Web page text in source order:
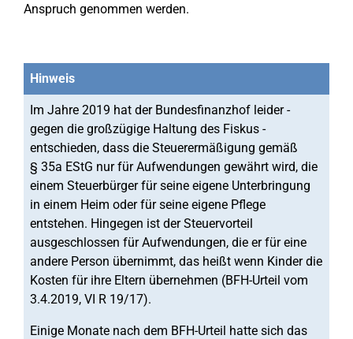
Anspruch genommen werden.
Hinweis
Im Jahre 2019 hat der Bundesfinanzhof leider -
gegen die großzügige Haltung des Fiskus -
entschieden, dass die Steuerermäßigung gemäß
§ 35a EStG nur für Aufwendungen gewährt wird, die
einem Steuerbürger für seine eigene Unterbringung
in einem Heim oder für seine eigene Pflege
entstehen. Hingegen ist der Steuervorteil
ausgeschlossen für Aufwendungen, die er für eine
andere Person übernimmt, das heißt wenn Kinder die
Kosten für ihre Eltern übernehmen (BFH-Urteil vom
3.4.2019, VI R 19/17).
Einige Monate nach dem BFH-Urteil hatte sich das